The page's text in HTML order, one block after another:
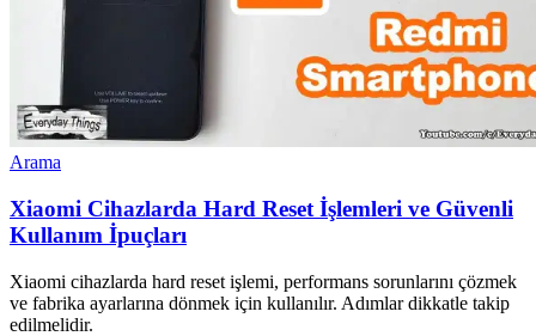
Arama
Xiaomi Cihazlarda Hard Reset İşlemleri ve Güvenli
Kullanım İpuçları
Xiaomi cihazlarda hard reset işlemi, performans sorunlarını çözmek
ve fabrika ayarlarına dönmek için kullanılır. Adımlar dikkatle takip
edilmelidir.